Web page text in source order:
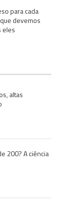
para cada
devemos
eles
altas
200? A ciência